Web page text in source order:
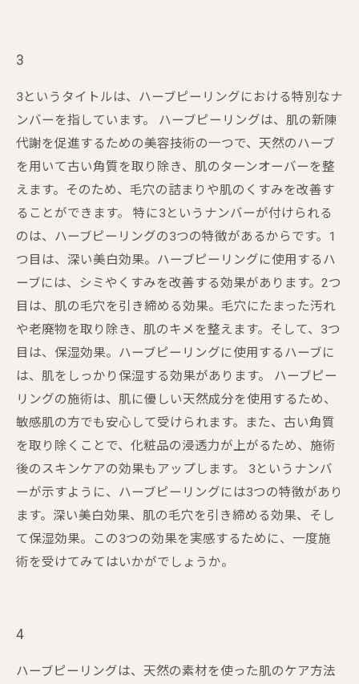
3
3というタイトルは、ハーブピーリングにおける特別なナ
ンバーを指しています。 ハーブピーリングは、肌の新陳
代謝を促進するための美容技術の一つで、天然のハーブ
を用いて古い角質を取り除き、肌のターンオーバーを整
えます。そのため、毛穴の詰まりや肌のくすみを改善す
ることができます。 特に3というナンバーが付けられる
のは、ハーブピーリングの3つの特徴があるからです。1
つ目は、深い美白効果。ハーブピーリングに使用するハ
ーブには、シミやくすみを改善する効果があります。2つ
目は、肌の毛穴を引き締める効果。毛穴にたまった汚れ
や老廃物を取り除き、肌のキメを整えます。そして、3つ
目は、保湿効果。ハーブピーリングに使用するハーブに
は、肌をしっかり保湿する効果があります。 ハーブピー
リングの施術は、肌に優しい天然成分を使用するため、
敏感肌の方でも安心して受けられます。また、古い角質
を取り除くことで、化粧品の浸透力が上がるため、施術
後のスキンケアの効果もアップします。 3というナンバ
ーが示すように、ハーブピーリングには3つの特徴があり
ます。深い美白効果、肌の毛穴を引き締める効果、そし
て保湿効果。この3つの効果を実感するために、一度施
術を受けてみてはいかがでしょうか。
4
ハーブピーリングは、天然の素材を使った肌のケア方法